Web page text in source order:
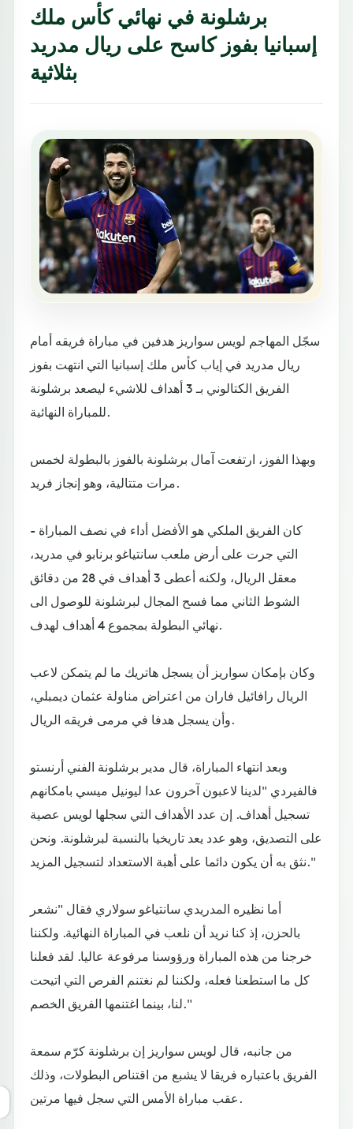
برشلونة في نهائي كأس ملك
إسبانيا بفوز كاسح على ريال مدريد
بثلاثية
سجّل المهاجم لويس سواريز هدفين في مباراة فريقه أمام
ريال مدريد في إياب كأس ملك إسبانيا التي انتهت بفوز
الفريق الكتالوني بـ 3 أهداف للاشيء ليصعد برشلونة
للمباراة النهائية.
وبهذا الفوز، ارتفعت آمال برشلونة بالفوز بالبطولة لخمس
مرات متتالية، وهو إنجاز فريد.
كان الفريق الملكي هو الأفضل أداء في نصف المباراة -
التي جرت على أرض ملعب سانتياغو برنابو في مدريد،
معقل الريال، ولكنه أعطى 3 أهداف في 28 من دقائق
الشوط الثاني مما فسح المجال لبرشلونة للوصول الى
نهائي البطولة بمجموع 4 أهداف لهدف.
وكان بإمكان سواريز أن يسجل هاتريك ما لم يتمكن لاعب
الريال رافائيل فاران من اعتراض مناولة عثمان ديمبلي،
وأن يسجل هدفا في مرمى فريقه الريال.
وبعد انتهاء المباراة، قال مدير برشلونة الفني أرنستو
فالفيردي "لدينا لاعبون آخرون عدا ليونيل ميسي بامكانهم
تسجيل أهداف. إن عدد الأهداف التي سجلها لويس عصية
على التصديق، وهو عدد يعد تاريخيا بالنسبة لبرشلونة. ونحن
نثق به أن يكون دائما على أهبة الاستعداد لتسجيل المزيد."
أما نظيره المدريدي سانتياغو سولاري فقال "نشعر
بالحزن، إذ كنا نريد أن نلعب في المباراة النهائية. ولكننا
خرجنا من هذه المباراة ورؤوسنا مرفوعة عاليا. لقد فعلنا
كل ما استطعنا فعله، ولكننا لم نغتنم الفرص التي اتيحت
لنا، بينما اغتنمها الفريق الخصم."
من جانبه، قال لويس سواريز إن برشلونة كرّم سمعة
الفريق باعتباره فريقا لا يشبع من اقتناص البطولات، وذلك
عقب مباراة الأمس التي سجل فيها مرتين.